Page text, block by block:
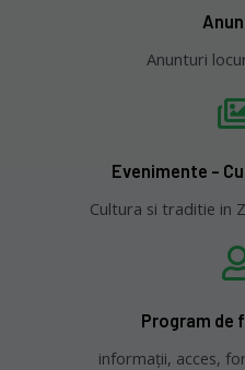
Anunturi
Evenimente -
Cultura si traditie in
Program de
informații, acces,